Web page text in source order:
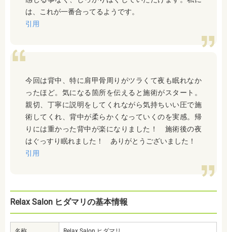
は、これが一番合ってるようです。
引用
今回は背中、特に肩甲骨周りがツラくて夜も眠れなか
ったほど。気になる箇所を伝えると施術がスタート。
親切、丁寧に説明をしてくれながら気持ちいい圧で施
術してくれ、背中が柔らかくなっていくのを実感。帰
りには重かった背中が楽になりました！ 施術後の夜
はぐっすり眠れました！ ありがとうございました！
引用
Relax Salon ヒダマリの基本情報